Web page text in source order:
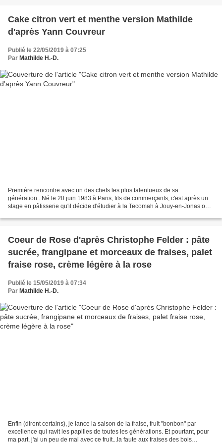
Cake citron vert et menthe version Mathilde
d'après Yann Couvreur
Publié le 22/05/2019 à 07:25
Par Mathilde H.-D.
Première rencontre avec un des chefs les plus talentueux de sa
génération...Né le 20 juin 1983 à Paris, fils de commerçants, c'est après un
stage en pâtisserie qu'il décide d'étudier à la Tecomah à Jouy-en-Jonas où il
Coeur de Rose d'après Christophe Felder : pâte
sucrée, frangipane et morceaux de fraises, palet
fraise rose, crème légère à la rose
Publié le 15/05/2019 à 07:34
Par Mathilde H.-D.
Enfin (diront certains), je lance la saison de la fraise, fruit "bonbon" par
excellence qui ravit les papilles de toutes les générations. Et pourtant, pour
ma part, j'ai un peu de mal avec ce fruit...la faute aux fraises des bois